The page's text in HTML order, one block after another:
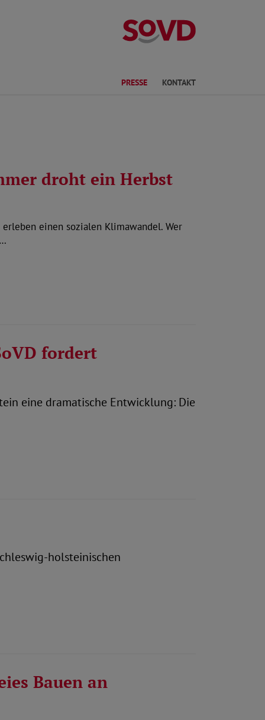
Kreisverband
Sprache PRESSE KONTAKT
droht ein Herbst
erleben einen sozialen Klimawandel. Wer
fordert
eine dramatische Entwicklung: Die
holsteinischen
Bauen an